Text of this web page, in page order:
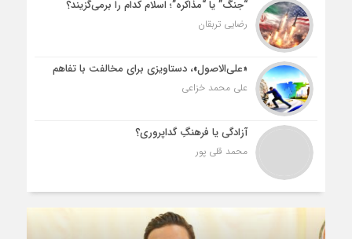
“جنگ” یا “مذاکره”؛ اسلام کدام را برمی‌گزیند؟
رضایی تربقان
«علی‌الاصول»، دستاویزی برای مخالفت با تفاهم
علی محمد خزاعی
آزادگی یا فرهنگِ گداپروری؟
محمد قلی پور